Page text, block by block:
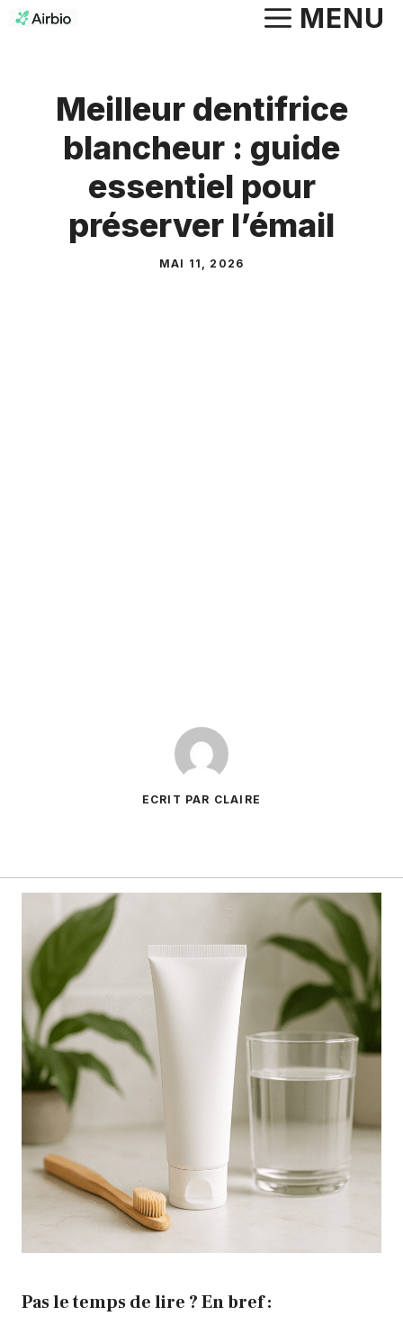
Aller
MENU
Meilleur dentifrice
blancheur : guide
essentiel pour
préserver l’émail
MAI 11, 2026
ECRIT PAR CLAIRE
Pas le temps de lire ? En bref :